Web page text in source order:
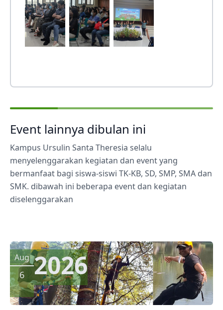
Event lainnya dibulan ini
Kampus Ursulin Santa Theresia selalu
menyelenggarakan kegiatan dan event yang
bermanfaat bagi siswa-siswi TK-KB, SD, SMP, SMA dan
SMK. dibawah ini beberapa event dan kegiatan
diselenggarakan
Aug
6 2026